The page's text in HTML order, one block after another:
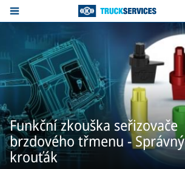
Funkční zkouška seřizovače
brzdového třmenu - Správný
krouťák